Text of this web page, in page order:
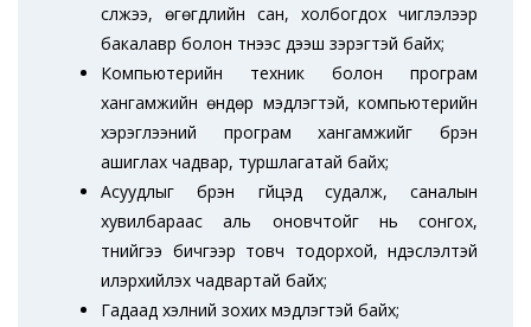
сүлжээ, өгөгдлийн сан, холбогдох чиглэлээр
бакалавр болон түүнээс дээш зэрэгтэй байх;
Компьютерийн техник болон програм
хангамжийн өндөр мэдлэгтэй, компьютерийн
хэрэглээний програм хангамжийг бүрэн
ашиглах чадвар, туршлагатай байх;
Асуудлыг бүрэн гүйцэд судалж, саналын
хувилбараас аль оновчтойг нь сонгох,
түүнийгээ бичгээр товч тодорхой, үндэслэлтэй
илэрхийлэх чадвартай байх;
Гадаад хэлний зохих мэдлэгтэй байх;